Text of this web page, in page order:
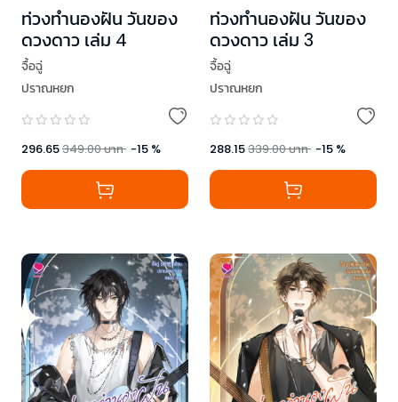
ท่วงทำนองฝัน วันของ
ดวงดาว เล่ม 4
จื้อฉู่
ปราณหยก
296.65349.00บาท -15 %
ท่วงทำนองฝัน วันของ
ดวงดาว เล่ม 3
จื้อฉู่
ปราณหยก
288.15339.00บาท -15 %